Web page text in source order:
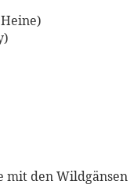
mit den Wildgänsen